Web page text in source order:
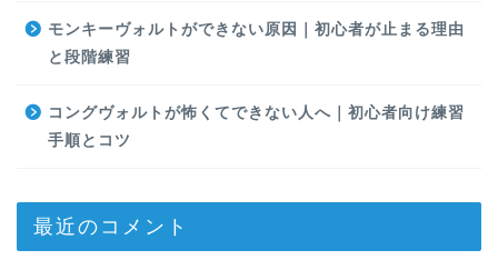
モンキーヴォルトができない原因｜初心者が止まる理由
と段階練習
コングヴォルトが怖くてできない人へ｜初心者向け練習
手順とコツ
最近のコメント